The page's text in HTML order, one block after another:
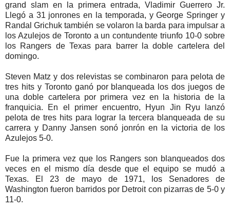
grand slam en la primera entrada, Vladimir Guerrero Jr.
Llegó a 31 jonrones en la temporada, y George Springer y
Randal Grichuk también se volaron la barda para impulsar a
los Azulejos de Toronto a un contundente triunfo 10-0 sobre
los Rangers de Texas para barrer la doble cartelera del
domingo.
Steven Matz y dos relevistas se combinaron para pelota de
tres hits y Toronto ganó por blanqueada los dos juegos de
una doble cartelera por primera vez en la historia de la
franquicia. En el primer encuentro, Hyun Jin Ryu lanzó
pelota de tres hits para lograr la tercera blanqueada de su
carrera y Danny Jansen sonó jonrón en la victoria de los
Azulejos 5-0.
Fue la primera vez que los Rangers son blanqueados dos
veces en el mismo día desde que el equipo se mudó a
Texas. El 23 de mayo de 1971, los Senadores de
Washington fueron barridos por Detroit con pizarras de 5-0 y
11-0.